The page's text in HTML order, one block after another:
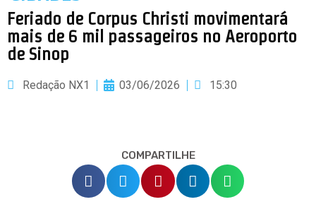
Feriado de Corpus Christi movimentará
mais de 6 mil passageiros no Aeroporto
de Sinop
Redação NX1 03/06/2026 15:30
COMPARTILHE